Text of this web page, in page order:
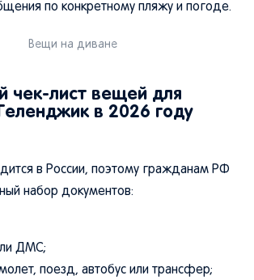
по конкретному пляжу и погоде.
Вещи на диване
чек-лист вещей для
в 2026 году
в России, поэтому гражданам РФ
набор документов:
ДМС;
поезд, автобус или трансфер;